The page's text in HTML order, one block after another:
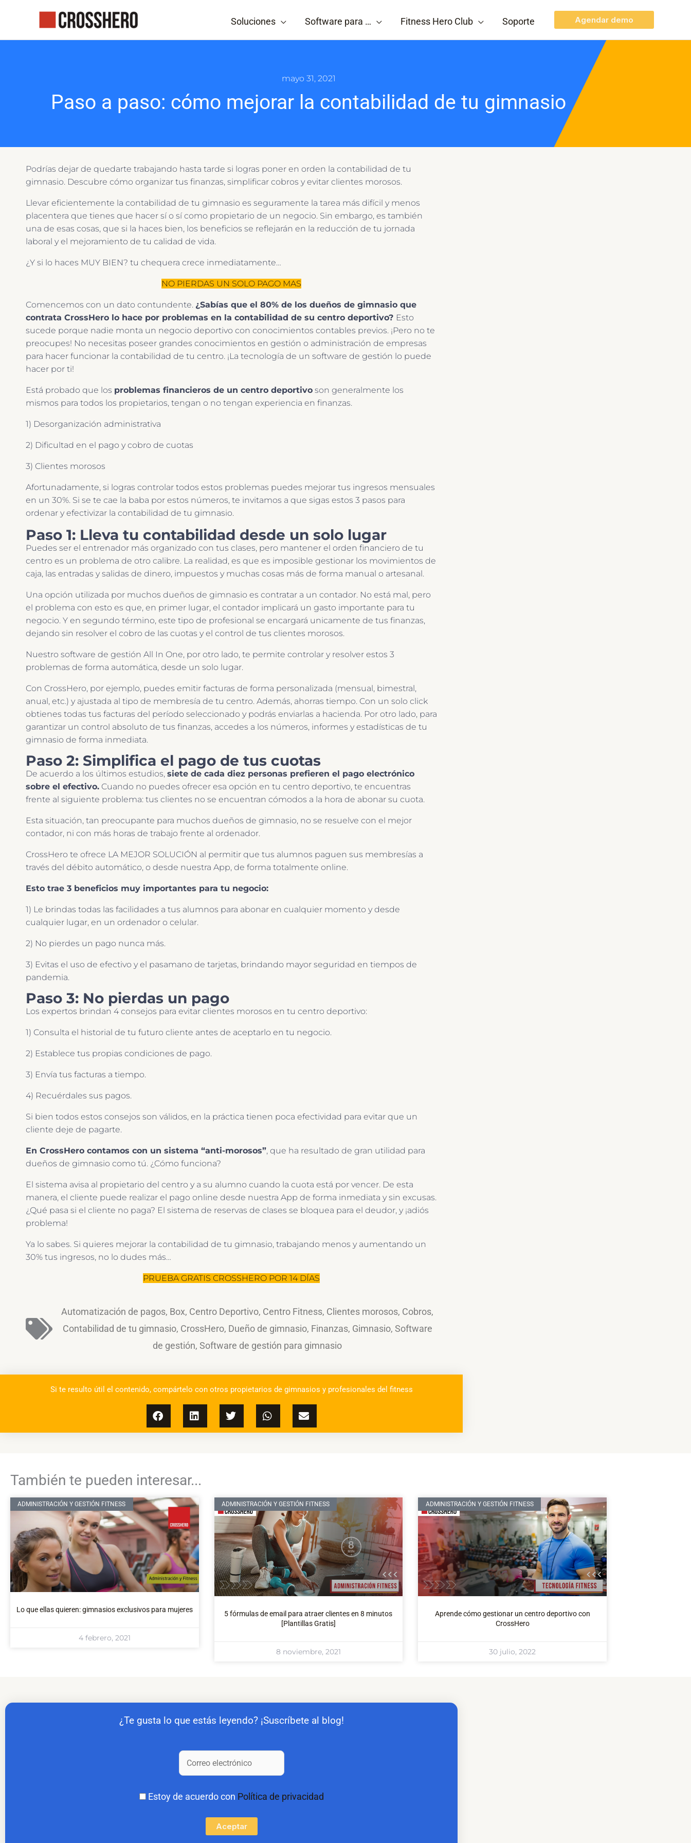
contenido
Soluciones Software para … Fitness Hero Club Soporte Agendar demo
mayo 31, 2021
Paso a paso: cómo mejorar la contabilidad de tu gimnasio
Podrías dejar de quedarte trabajando hasta tarde si logras poner en orden la contabilidad de tu
gimnasio. Descubre cómo organizar tus finanzas, simplificar cobros y evitar clientes morosos.
Llevar eficientemente la contabilidad de tu gimnasio es seguramente la tarea más difícil y menos
placentera que tienes que hacer sí o sí como propietario de un negocio. Sin embargo, es también
una de esas cosas, que si la haces bien, los beneficios se reflejarán en la reducción de tu jornada
laboral y el mejoramiento de tu calidad de vida.
¿Y si lo haces MUY BIEN? tu chequera crece inmediatamente…
NO PIERDAS UN SOLO PAGO MAS
Comencemos con un dato contundente. ¿Sabías que el 80% de los dueños de gimnasio que
contrata CrossHero lo hace por problemas en la contabilidad de su centro deportivo? Esto
sucede porque nadie monta un negocio deportivo con conocimientos contables previos. ¡Pero no te
preocupes! No necesitas poseer grandes conocimientos en gestión o administración de empresas
para hacer funcionar la contabilidad de tu centro. ¡La tecnología de un software de gestión lo puede
hacer por ti!
Está probado que los problemas financieros de un centro deportivo son generalmente los
mismos para todos los propietarios, tengan o no tengan experiencia en finanzas.
1) Desorganización administrativa
2) Dificultad en el pago y cobro de cuotas
3) Clientes morosos
Afortunadamente, si logras controlar todos estos problemas puedes mejorar tus ingresos mensuales
en un 30%. Si se te cae la baba por estos números, te invitamos a que sigas estos 3 pasos para
ordenar y efectivizar la contabilidad de tu gimnasio.
Paso 1: Lleva tu contabilidad desde un solo lugar
Puedes ser el entrenador más organizado con tus clases, pero mantener el orden financiero de tu
centro es un problema de otro calibre. La realidad, es que es imposible gestionar los movimientos de
caja, las entradas y salidas de dinero, impuestos y muchas cosas más de forma manual o artesanal.
Una opción utilizada por muchos dueños de gimnasio es contratar a un contador. No está mal, pero
el problema con esto es que, en primer lugar, el contador implicará un gasto importante para tu
negocio. Y en segundo término, este tipo de profesional se encargará unicamente de tus finanzas,
dejando sin resolver el cobro de las cuotas y el control de tus clientes morosos.
Nuestro software de gestión All In One, por otro lado, te permite controlar y resolver estos 3
problemas de forma automática, desde un solo lugar.
Con CrossHero, por ejemplo, puedes emitir facturas de forma personalizada (mensual, bimestral,
anual, etc.) y ajustada al tipo de membresía de tu centro. Además, ahorras tiempo. Con un solo click
obtienes todas tus facturas del período seleccionado y podrás enviarlas a hacienda. Por otro lado, para
garantizar un control absoluto de tus finanzas, accedes a los números, informes y estadísticas de tu
gimnasio de forma inmediata.
Paso 2: Simplifica el pago de tus cuotas
De acuerdo a los últimos estudios, siete de cada diez personas prefieren el pago electrónico
sobre el efectivo. Cuando no puedes ofrecer esa opción en tu centro deportivo, te encuentras
frente al siguiente problema: tus clientes no se encuentran cómodos a la hora de abonar su cuota.
Esta situación, tan preocupante para muchos dueños de gimnasio, no se resuelve con el mejor
contador, ni con más horas de trabajo frente al ordenador.
CrossHero te ofrece LA MEJOR SOLUCIÓN al permitir que tus alumnos paguen sus membresías a
través del débito automático, o desde nuestra App, de forma totalmente online.
Esto trae 3 beneficios muy importantes para tu negocio:
1) Le brindas todas las facilidades a tus alumnos para abonar en cualquier momento y desde
cualquier lugar, en un ordenador o celular.
2) No pierdes un pago nunca más.
3) Evitas el uso de efectivo y el pasamano de tarjetas, brindando mayor seguridad en tiempos de
pandemia.
Paso 3: No pierdas un pago
Los expertos brindan 4 consejos para evitar clientes morosos en tu centro deportivo:
1) Consulta el historial de tu futuro cliente antes de aceptarlo en tu negocio.
2) Establece tus propias condiciones de pago.
3) Envía tus facturas a tiempo.
4) Recuérdales sus pagos.
Si bien todos estos consejos son válidos, en la práctica tienen poca efectividad para evitar que un
cliente deje de pagarte.
En CrossHero contamos con un sistema “anti-morosos”, que ha resultado de gran utilidad para
dueños de gimnasio como tú. ¿Cómo funciona?
El sistema avisa al propietario del centro y a su alumno cuando la cuota está por vencer. De esta
manera, el cliente puede realizar el pago online desde nuestra App de forma inmediata y sin excusas.
¿Qué pasa si el cliente no paga? El sistema de reservas de clases se bloquea para el deudor, y ¡adiós
problema!
Ya lo sabes. Si quieres mejorar la contabilidad de tu gimnasio, trabajando menos y aumentando un
30% tus ingresos, no lo dudes más…
PRUEBA GRATIS CROSSHERO POR 14 DÍAS
Automatización de pagos, Box, Centro Deportivo, Centro Fitness, Clientes morosos, Cobros,
Contabilidad de tu gimnasio, CrossHero, Dueño de gimnasio, Finanzas, Gimnasio, Software
de gestión, Software de gestión para gimnasio
Si te resulto útil el contenido, compártelo con otros propietarios de gimnasios y profesionales del fitness
También te pueden interesar...
ADMINISTRACIÓN Y GESTIÓN FITNESS
Lo que ellas quieren: gimnasios exclusivos para mujeres
4 febrero, 2021
ADMINISTRACIÓN Y GESTIÓN FITNESS
5 fórmulas de email para atraer clientes en 8 minutos
[Plantillas Gratis]
8 noviembre, 2021
ADMINISTRACIÓN Y GESTIÓN FITNESS
Aprende cómo gestionar un centro deportivo con
CrossHero
30 julio, 2022
¿Te gusta lo que estás leyendo? ¡Suscríbete al blog!
Estoy de acuerdo con Política de privacidad
Aceptar